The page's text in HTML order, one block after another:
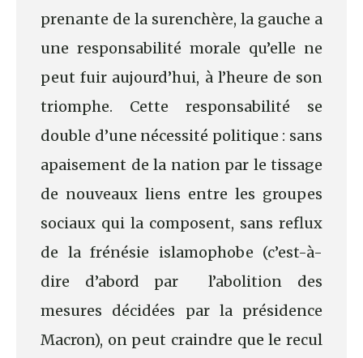
prenante de la surenchère, la gauche a
une responsabilité morale qu’elle ne
peut fuir aujourd’hui, à l’heure de son
triomphe. Cette responsabilité se
double d’une nécessité politique : sans
apaisement de la nation par le tissage
de nouveaux liens entre les groupes
sociaux qui la composent, sans reflux
de la frénésie islamophobe (c’est-à-
dire d’abord par l’abolition des
mesures décidées par la présidence
Macron), on peut craindre que le recul